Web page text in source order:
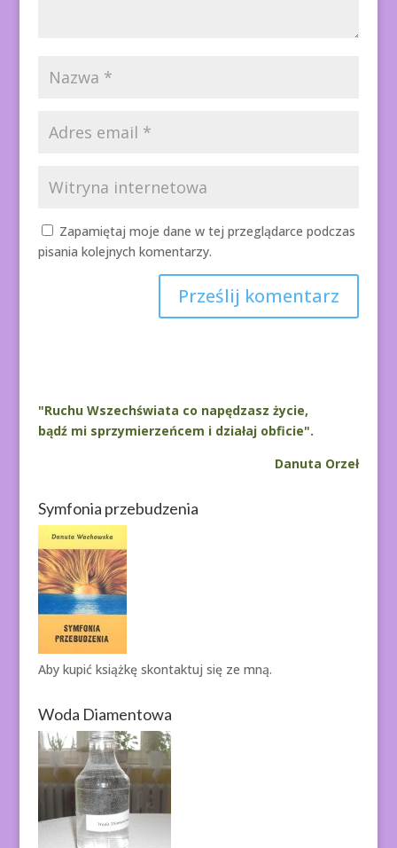
Zapamiętaj moje dane w tej przeglądarce podczas
pisania kolejnych komentarzy.
r
n
v
:
"Ruchu Wszechświata co napędzasz życie,
bądź mi sprzymierzeńcem i działaj obficie".
Danuta Orzeł
Symfonia przebudzenia
Aby kupić książkę skontaktuj się ze mną.
Woda Diamentowa